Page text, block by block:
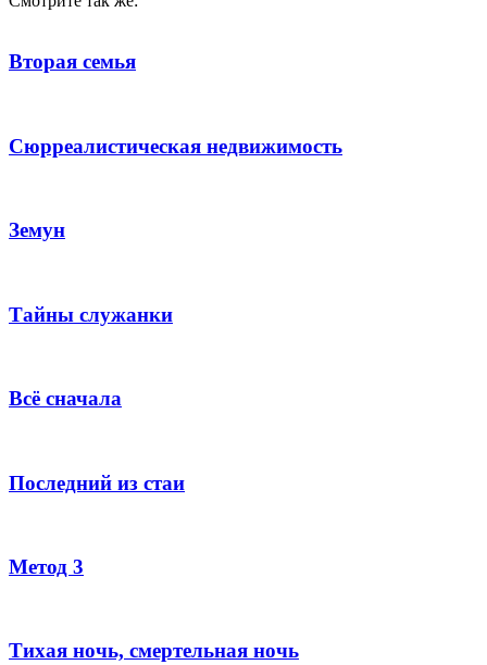
Вторая семья
Сюрреалистическая недвижимость
Земун
Тайны служанки
Всё сначала
Последний из стаи
Метод 3
Тихая ночь, смертельная ночь